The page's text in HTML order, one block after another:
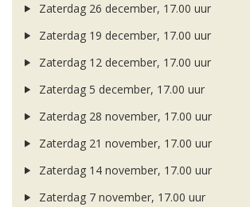
Zaterdag 26 december, 17.00 uur
Zaterdag 19 december, 17.00 uur
Zaterdag 12 december, 17.00 uur
Zaterdag 5 december, 17.00 uur
Zaterdag 28 november, 17.00 uur
Zaterdag 21 november, 17.00 uur
Zaterdag 14 november, 17.00 uur
Zaterdag 7 november, 17.00 uur